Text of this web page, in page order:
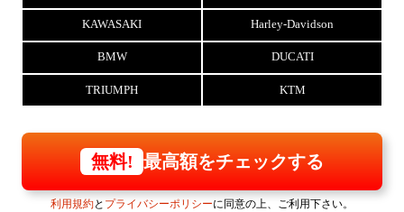
KAWASAKI Harley-Davidson
BMW DUCATI
TRIUMPH KTM
無料! 最高額をチェックする
利用規約と プライバシーポリシーに同意の上、ご利用下さい。